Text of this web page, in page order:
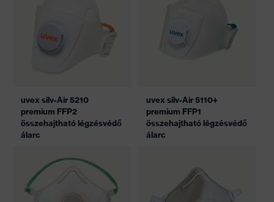
uvex silv-Air 5210
premium FFP2
összehajtható légzésvédő
álarc
uvex silv-Air 5110+
premium FFP1
összehajtható légzésvédő
álarc